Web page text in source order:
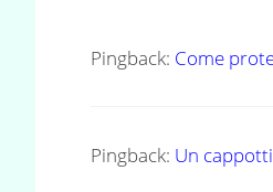
Pingback: Come
Pingback: Un